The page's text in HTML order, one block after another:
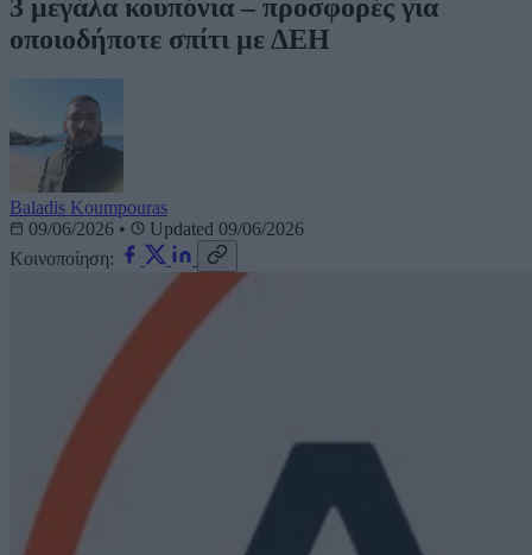
3 μεγάλα κουπόνια – προσφορές για
οποιοδήποτε σπίτι με ΔΕΗ
Baladis Koumpouras
09/06/2026 •
Updated 09/06/2026
Κοινοποίηση: